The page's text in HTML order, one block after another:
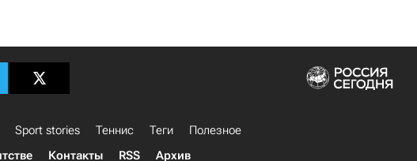
Sport stories Теннис Теги
Полезное
Контакты RSS Архив